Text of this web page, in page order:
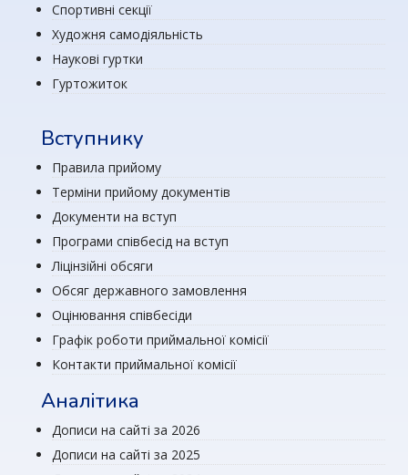
Спортивні секції
Художня самодіяльність
Наукові гуртки
Гуртожиток
Вступнику
Правила прийому
Терміни прийому документів
Документи на вступ
Програми співбесід на вступ
Ліцінзійні обсяги
Обсяг державного замовлення
Оцінювання співбесіди
Графік роботи приймальної комісії
Контакти приймальної комісії
Аналітика
Дописи на сайті за 2026
Дописи на сайті за 2025